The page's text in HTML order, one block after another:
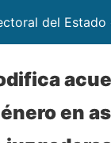
del
en